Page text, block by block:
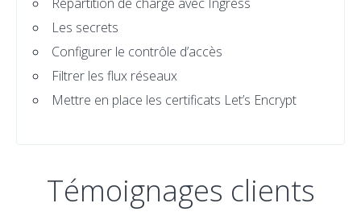
Les secrets
Configurer le contrôle d’accès
Filtrer les flux réseaux
Mettre en place les certificats Let’s Encrypt
Témoignages clients